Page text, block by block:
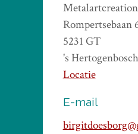
Rompertsebaan
5231 GT
's Hertogenbosch
Locatie
E-mail